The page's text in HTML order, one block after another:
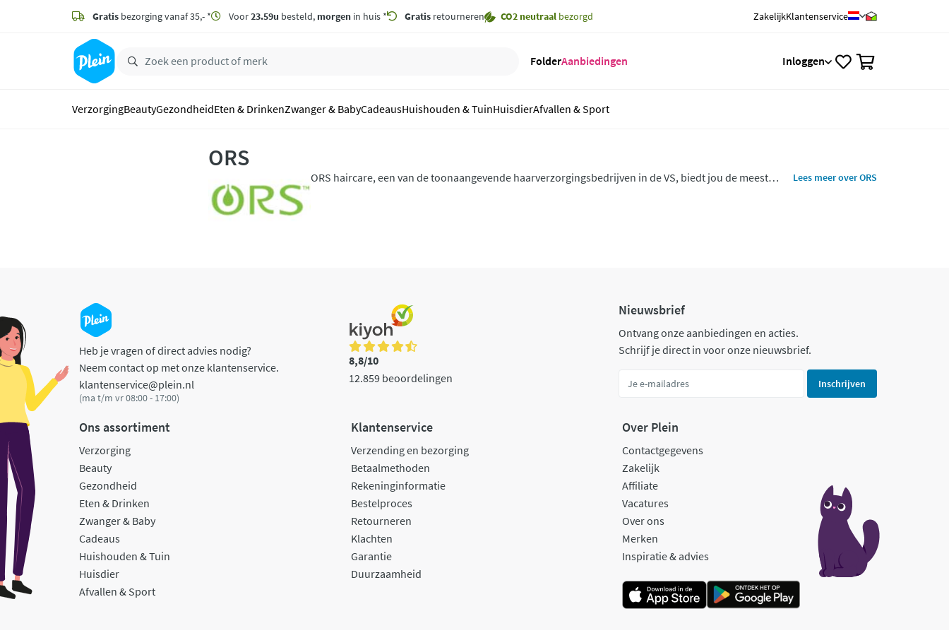
zoeken
hoofdinhoud
Gratis bezorging vanaf 35,- * Voor23.59u besteld, morgen in huis * Gratis retourneren CO2 neutraal bezorgd ZakelijkKlantenservice
FolderAanbiedingen Inloggen
VerzorgingBeautyGezondheidEten & DrinkenZwanger & BabyCadeausHuishouden & TuinHuisdierAfvallen & Sport
ORS
ORS haircare, een van de toonaangevende haarverzorgingsbedrijven in de VS, biedt jou de meest
Lees meer over ORS
Heb je vragen of direct advies nodig?
Neem contact op met onze klantenservice.
klantenservice@plein.nl
(ma t/m vr 08:00 - 17:00)
8,8/10
12.859 beoordelingen
Nieuwsbrief
Ontvang onze aanbiedingen en acties.
Schrijf je direct in voor onze nieuwsbrief.
Inschrijven
Ons assortiment
Verzorging
Beauty
Gezondheid
Eten & Drinken
Zwanger & Baby
Cadeaus
Huishouden & Tuin
Huisdier
Afvallen & Sport
Klantenservice
Verzending en bezorging
Betaalmethoden
Rekeninginformatie
Bestelproces
Retourneren
Klachten
Garantie
Duurzaamheid
Over Plein
Contactgegevens
Zakelijk
Affiliate
Vacatures
Over ons
Merken
Inspiratie & advies